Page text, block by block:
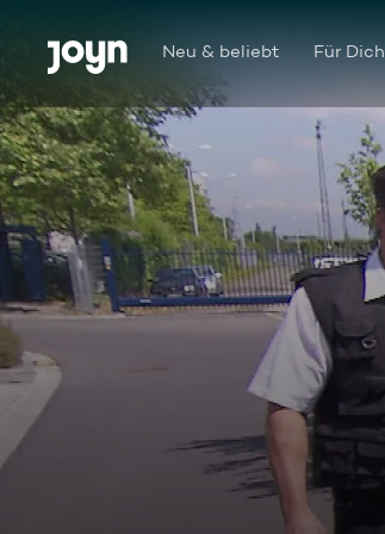
Zum Inhalt springen
Barrierefrei Neu & beliebt Für Dich